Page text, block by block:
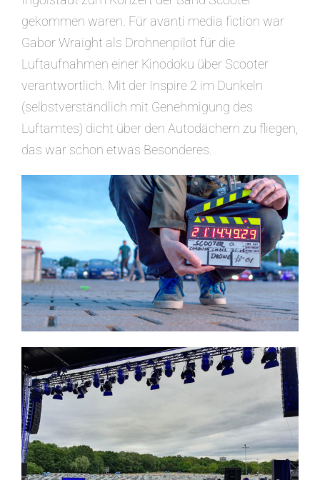
gekommen waren. Für avanti media fiction war
Gabor Wraight als Drohnenpilot für die
Luftaufnahmen einer Kinodoku über Scooter
verantwortlich. Mit der Inspire 2 im Dunkeln
(selbstverständlich mit Genehmigung des
Luftamtes) dicht über den Autodächern zu fliegen,
das war schon etwas Besonderes.